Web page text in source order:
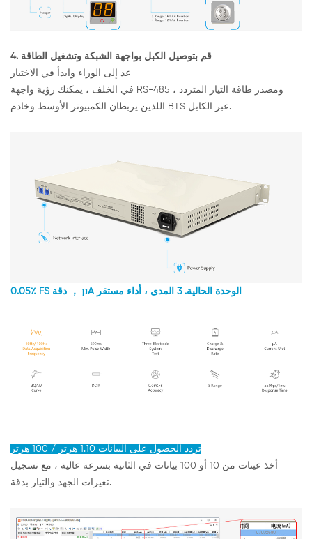
4. قم بتوصيل الكبل بواجهة الشبكة وتشغيل الطاقة
عد إلى الوراء وابدأ في الاختبار
في الخلف ، يمكنك رؤية واجهة RS-485 ومصدر طاقة التيار المتردد ،
اللذين يربطان الكمبيوتر الأوسط وخادم BTS عبر الكابل.
0.05٪ FS دقة ， μA الوحدة الحالية. 3 المدى ، أداء مستقر
تردد الحصول على البيانات 1.10 هرتز / 100 هرتز
أخذ عينات من 10 أو 100 بيانات في الثانية بسرعة عالية ، مع تسجيل
تغيرات الجهد والتيار بدقة.